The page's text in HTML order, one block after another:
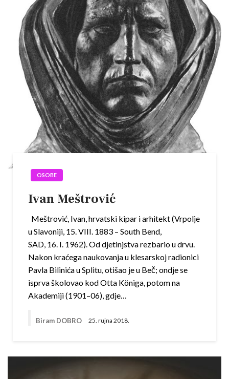
OSOBE
Ivan Meštrović
Meštrović, Ivan, hrvatski kipar i arhitekt (Vrpolje
u Slavoniji, 15. VIII. 1883 – South Bend,
SAD, 16. I. 1962). Od djetinjstva rezbario u drvu.
Nakon kraćega naukovanja u klesarskoj radionici
Pavla Bilinića u Splitu, otišao je u Beč; ondje se
isprva školovao kod Otta Königa, potom na
Akademiji (1901–06), gdje…
Biram DOBRO 25. rujna 2018.